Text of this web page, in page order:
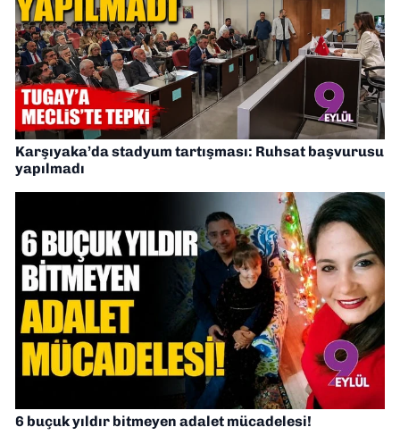
Karşıyaka’da stadyum tartışması: Ruhsat başvurusu
yapılmadı
6 buçuk yıldır bitmeyen adalet mücadelesi!